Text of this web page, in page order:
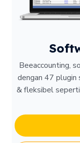
Beeaccounting,
dengan 47 plugin
& fleksibel